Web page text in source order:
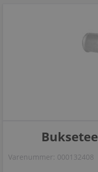
Varenummer: 000132408